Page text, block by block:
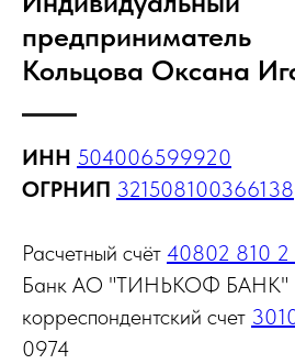
предприниматель
Кольцова Оксана
ИНН 504006599920
ОГРНИП 321508100366138
Расчетный счёт 40802 810
Банк АО "ТИНЬКОФ БАНК"
корреспондентский счет
0974